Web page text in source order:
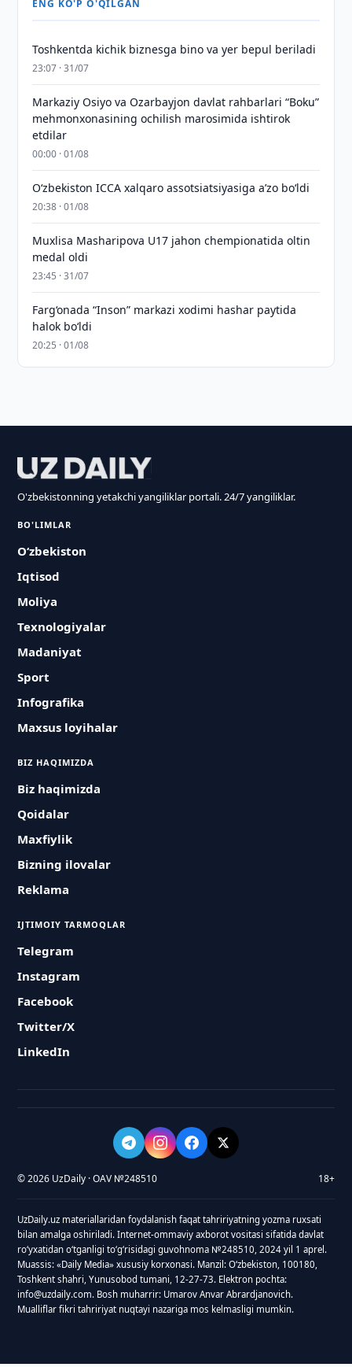
ENG KO'P O'QILGAN
Toshkentda kichik biznesga bino va yer bepul beriladi
23:07 · 31/07
Markaziy Osiyo va Ozarbayjon davlat rahbarlari “Boku”
mehmonxonasining ochilish marosimida ishtirok
etdilar
00:00 · 01/08
O‘zbekiston ICCA xalqaro assotsiatsiyasiga aʼzo bo‘ldi
20:38 · 01/08
Muxlisa Masharipova U17 jahon chempionatida oltin
medal oldi
23:45 · 31/07
Farg‘onada “Inson” markazi xodimi hashar paytida
halok bo‘ldi
20:25 · 01/08
O'zbekistonning yetakchi yangiliklar portali. 24/7 yangiliklar.
BO'LIMLAR
O‘zbekiston
Iqtisod
Moliya
Texnologiyalar
Madaniyat
Sport
Infografika
Maxsus loyihalar
BIZ HAQIMIZDA
Biz haqimizda
Qoidalar
Maxfiylik
Bizning ilovalar
Reklama
IJTIMOIY TARMOQLAR
Telegram
Instagram
Facebook
Twitter/X
LinkedIn
© 2026 UzDaily · OAV №248510 18+
UzDaily.uz materiallaridan foydalanish faqat tahririyatning yozma ruxsati
bilan amalga oshiriladi. Internet-ommaviy axborot vositasi sifatida davlat
roʻyxatidan oʻtganligi toʻgʻrisidagi guvohnoma №248510, 2024 yil 1 aprel.
Muassis: «Daily Media» xususiy korxonasi. Manzil: Oʻzbekiston, 100180,
Toshkent shahri, Yunusobod tumani, 12-27-73. Elektron pochta:
info@uzdaily.com. Bosh muharrir: Umarov Anvar Abrardjanovich.
Mualliflar fikri tahririyat nuqtayi nazariga mos kelmasligi mumkin.